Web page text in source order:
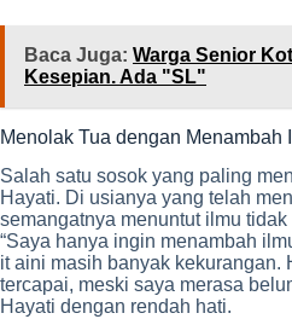
Baca Juga: Warga Senior
Kesepian. Ada "SL"
Menolak Tua dengan Menambah
Salah satu sosok yang paling
Hayati. Di usianya yang telah
semangatnya menuntut ilmu
“Saya hanya ingin menambah
it aini masih banyak kekurangan.
tercapai, meski saya merasa
Hayati dengan rendah hati.